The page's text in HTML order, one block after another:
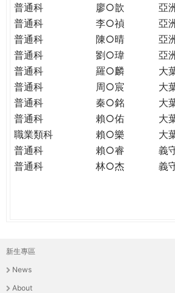
普通科
廖○歆
亞
普通科
李○禎
亞
普通科
陳○晴
亞
普通科
劉○瑋
亞
普通科
羅○麟
大
普通科
周○宸
大
普通科
秦○銘
大
普通科
賴○佑
大
職業類科
賴○樂
大
普通科
賴○睿
義
普通科
林○杰 義
主
選
新生專區
News
About